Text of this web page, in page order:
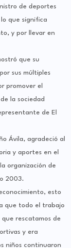
de deportes
que significa
y por llevar en
que su
sus múltiples
promover el
la sociedad
de El
Ávila, agradeció al
y aportes en el
organización de
2003.
esto
que todo el trabajo
rescatamos de
y era
niños continuaron